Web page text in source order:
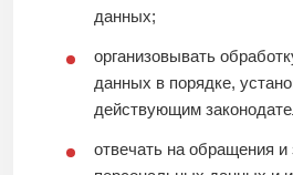
данных;
организовывать
данных в порядке,
действующим
отвечать на обращения